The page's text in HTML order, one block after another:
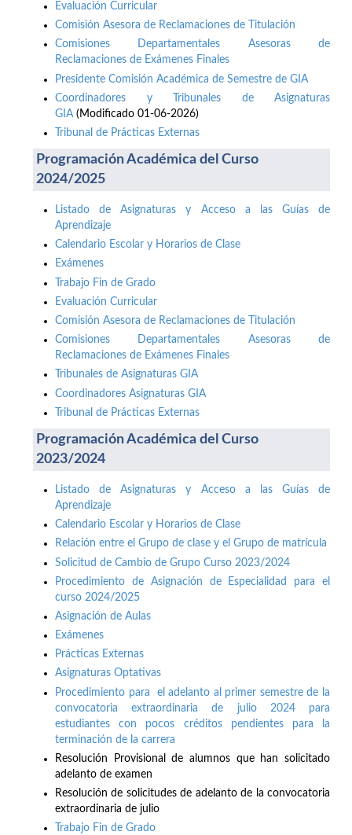
Evaluación Curricular
Comisión Asesora de Reclamaciones de Titulación
Comisiones Departamentales Asesoras de
Reclamaciones de Exámenes Finales
Presidente Comisión Académica de Semestre de GIA
Coordinadores y Tribunales de Asignaturas
GIA (Modificado 01-06-2026)
Tribunal de Prácticas Externas
Programación Académica del Curso
2024/2025
Listado de Asignaturas y Acceso a las Guías de
Aprendizaje
Calendario Escolar y Horarios de Clase
Exámenes
Trabajo Fin de Grado
Evaluación Curricular
Comisión Asesora de Reclamaciones de Titulación
Comisiones Departamentales Asesoras de
Reclamaciones de Exámenes Finales
Tribunales de Asignaturas GIA
Coordinadores Asignaturas GIA
Tribunal de Prácticas Externas
Programación Académica del Curso
2023/2024
Listado de Asignaturas y Acceso a las Guías de
Aprendizaje
Calendario Escolar y Horarios de Clase
Relación entre el Grupo de clase y el Grupo de matrícula
Solicitud de Cambio de Grupo Curso 2023/2024
Procedimiento de Asignación de Especialidad para el
curso 2024/2025
Asignación de Aulas
Exámenes
Prácticas Externas
Asignaturas Optativas
Procedimiento para el adelanto al primer semestre de la
convocatoria extraordinaria de julio 2024 para
estudiantes con pocos créditos pendientes para la
terminación de la carrera
Resolución Provisional de alumnos que han solicitado
adelanto de examen
Resolución de solicitudes de adelanto de la convocatoria
extraordinaria de julio
Trabajo Fin de Grado